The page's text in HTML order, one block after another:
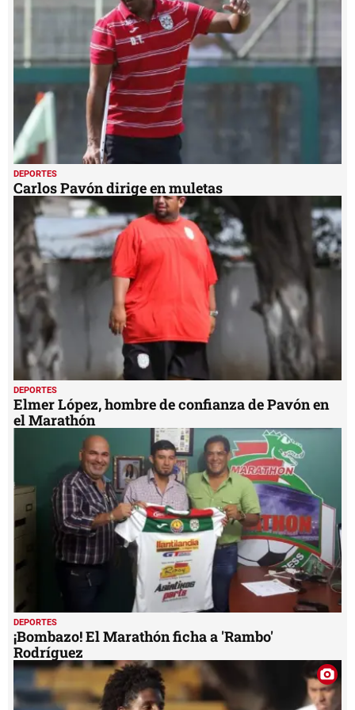
DEPORTES
Carlos Pavón dirige en muletas
DEPORTES
Elmer López, hombre de confianza de Pavón en
el Marathón
DEPORTES
¡Bombazo! El Marathón ficha a 'Rambo'
Rodríguez